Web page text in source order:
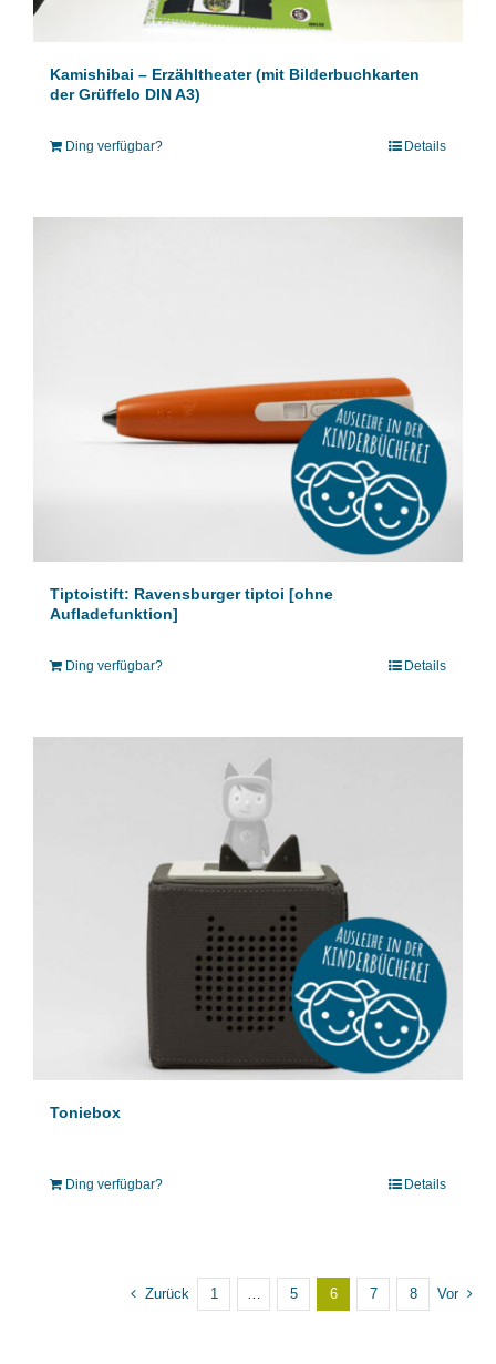
Kamishibai – Erzähltheater (mit Bilderbuchkarten
der Grüffelo DIN A3)
Ding verfügbar? Details
Tiptoistift: Ravensburger tiptoi [ohne
Aufladefunktion]
Ding verfügbar? Details
Toniebox
Ding verfügbar? Details
Zurück 1 … 5 6 7 8 Vor